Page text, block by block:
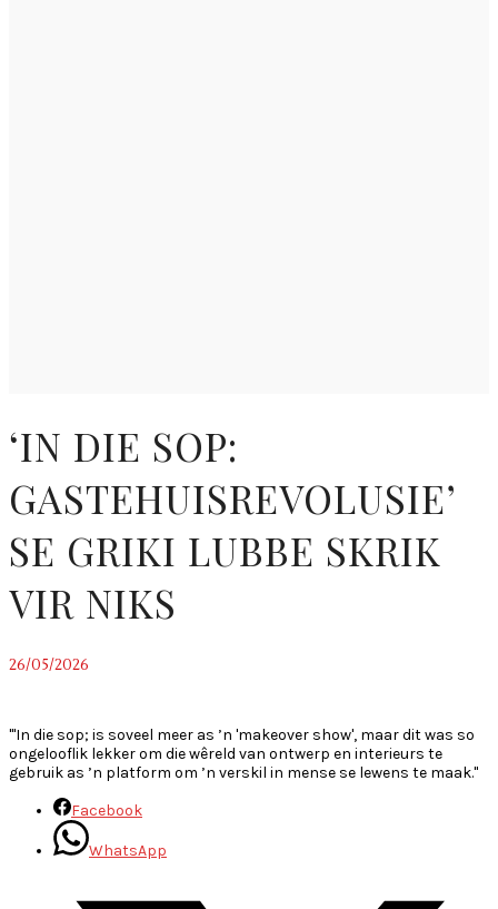
‘IN DIE SOP:
GASTEHUISREVOLUSIE’
SE GRIKI LUBBE SKRIK
VIR NIKS
26/05/2026
"'In die sop; is soveel meer as ’n 'makeover show', maar dit was so
ongelooflik lekker om die wêreld van ontwerp en interieurs te
gebruik as ’n platform om ’n verskil in mense se lewens te maak."
Facebook
WhatsApp